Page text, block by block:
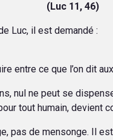
(Luc 11, 46)
Luc, il est demandé :
entre ce que l’on dit
nul ne peut se
tout humain, devient
pas de mensonge. Il